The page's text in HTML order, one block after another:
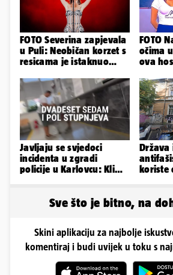
FOTO Severina zapjevala
u Puli: Neobičan korzet s
resicama je istaknuo
FOTO
očima
ova
Javljaju se svjedoci
incidenta u zgradi
policije u Karlovcu: Klima
Država
koriste
Sve što je bitno, na
Skini aplikaciju za najbolje
komentiraj i budi uvijek u toku s